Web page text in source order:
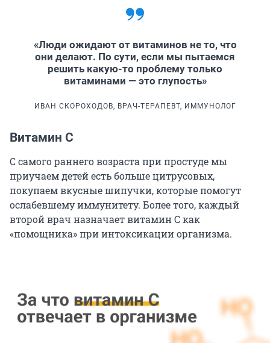
«Люди ожидают от витаминов не то, что
они делают. По сути, если мы пытаемся
решить какую-то проблему только
витаминами — это глупость»
ИВАН СКОРОХОДОВ, ВРАЧ-ТЕРАПЕВТ, ИММУНОЛОГ
Витамин С
С самого раннего возраста при простуде мы
приучаем детей есть больше цитрусовых,
покупаем вкусные шипучки, которые помогут
ослабевшему иммунитету. Более того, каждый
второй врач назначает витамин С как
«помощника» при интоксикации организма.